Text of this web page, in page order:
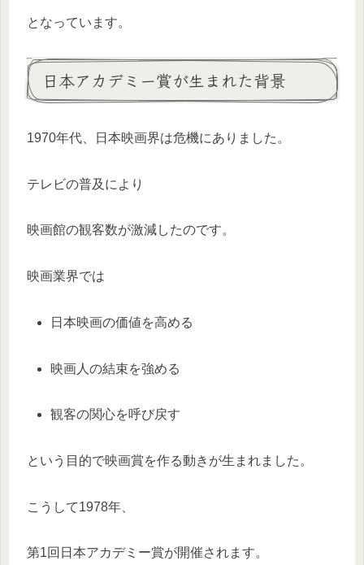
となっています。
日本アカデミー賞が生まれた背景
1970年代、日本映画界は危機にありました。
テレビの普及により
映画館の観客数が激減したのです。
映画業界では
日本映画の価値を高める
映画人の結束を強める
観客の関心を呼び戻す
という目的で映画賞を作る動きが生まれました。
こうして1978年、
第1回日本アカデミー賞が開催されます。